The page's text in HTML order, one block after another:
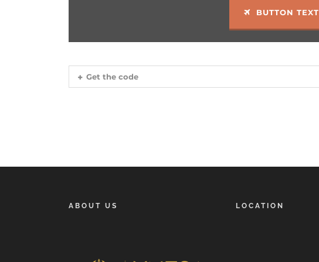
BUTTON TEXT
Get the code
ABOUT US LOCATION